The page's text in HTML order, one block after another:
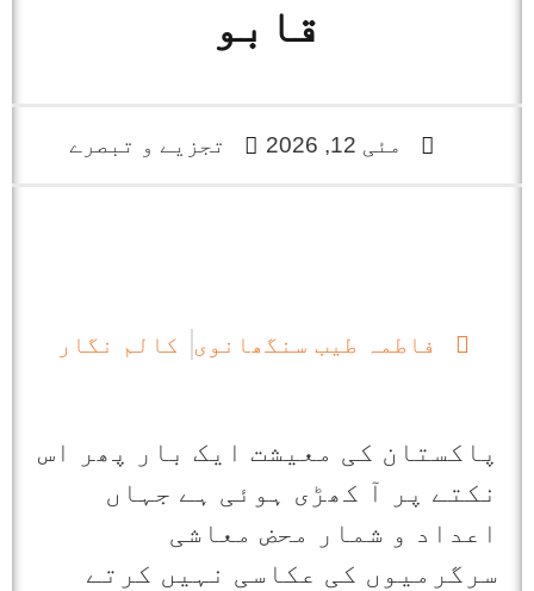
قابو
مئی 12, 2026 تجزیے و تبصرے
فاطمہ طیب سنگھانوی کالم نگار
پاکستان کی معیشت ایک بار پھر اس
نکتے پر آ کھڑی ہوئی ہے جہاں
اعداد و شمار محض معاشی
سرگرمیوں کی عکاسی نہیں کرتے